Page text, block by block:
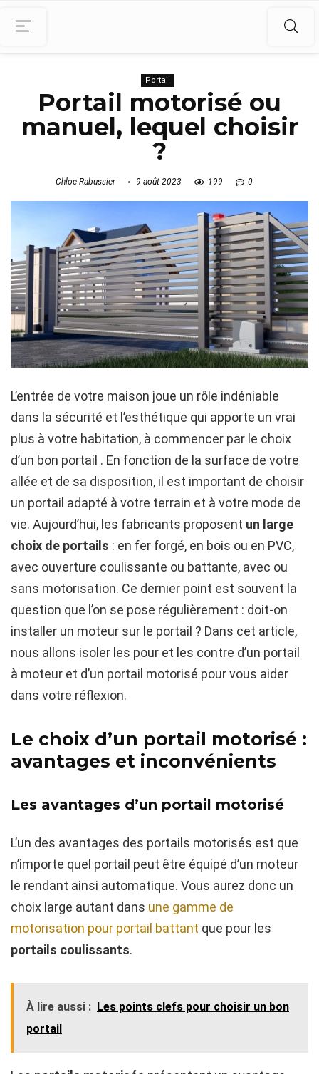
Portail
Portail motorisé ou
manuel, lequel choisir
?
Chloe Rabussier 9 août 2023 199 0
L’entrée de votre maison joue un rôle indéniable
dans la sécurité et l’esthétique qui apporte un vrai
plus à votre habitation, à commencer par le choix
d’un bon portail . En fonction de la surface de votre
allée et de sa disposition, il est important de choisir
un portail adapté à votre terrain et à votre mode de
vie. Aujourd’hui, les fabricants proposent un large
choix de portails : en fer forgé, en bois ou en PVC,
avec ouverture coulissante ou battante, avec ou
sans motorisation. Ce dernier point est souvent la
question que l’on se pose régulièrement : doit-on
installer un moteur sur le portail ? Dans cet article,
nous allons isoler les pour et les contre d’un portail
à moteur et d’un portail motorisé pour vous aider
dans votre réflexion.
Le choix d’un portail motorisé :
avantages et inconvénients
Les avantages d’un portail motorisé
L’un des avantages des portails motorisés est que
n’importe quel portail peut être équipé d’un moteur
le rendant ainsi automatique. Vous aurez donc un
choix large autant dans une gamme de
motorisation pour portail battant que pour les
portails coulissants.
À lire aussi : Les points clefs pour choisir un bon
portail